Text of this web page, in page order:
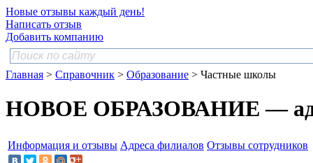
Новые отзывы каждый день!
Написать отзыв
Добавить компанию
Главная > Справочник > Образование > Частные школы
НОВОЕ ОБРАЗОВАНИЕ —
Информация и отзывы Адреса филиалов Отзывы сотрудников